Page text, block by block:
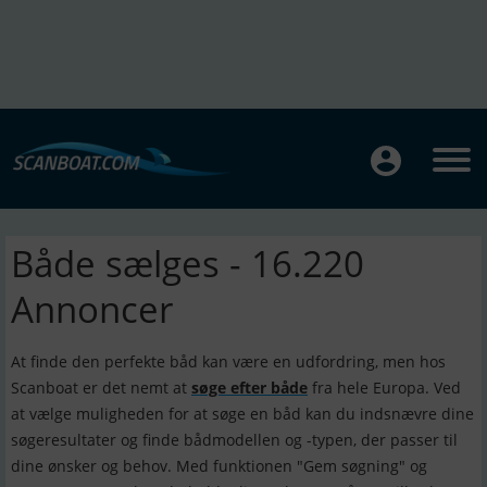
Både sælges - 16.220
Annoncer
At finde den perfekte båd kan være en udfordring, men hos
Scanboat er det nemt at søge efter både fra hele Europa. Ved
at vælge muligheden for at søge en båd kan du indsnævre dine
søgeresultater og finde bådmodellen og -typen, der passer til
dine ønsker og behov. Med funktionen "Gem søgning" og